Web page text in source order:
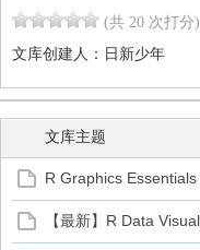
(共 20 次打分)
文库创建人： 日新少年
文库主题
R Graphics
【最新】R Data